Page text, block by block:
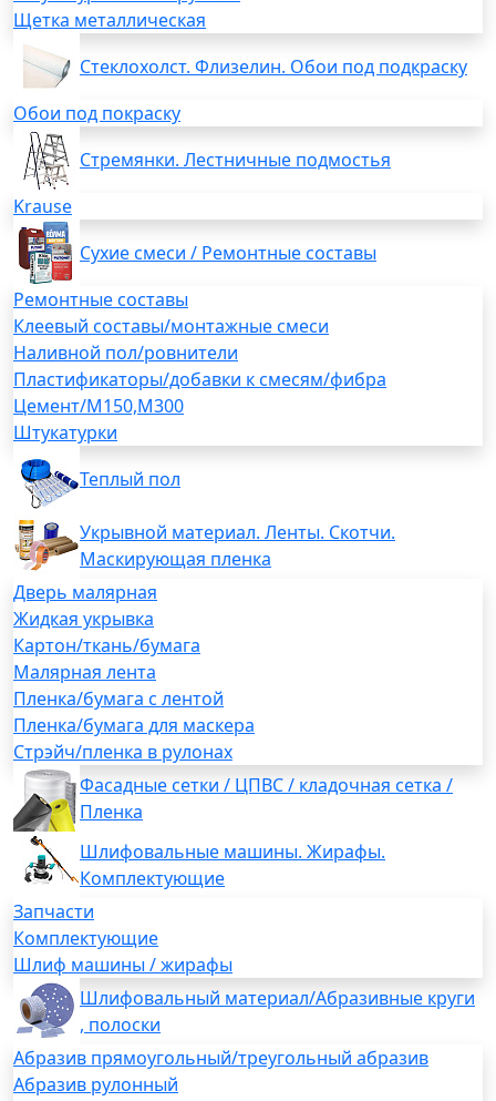
Щетка металлическая
Стеклохолст. Флизелин. Обои под подкраску
Обои под покраску
Стремянки. Лестничные подмостья
Krause
Сухие смеси / Ремонтные составы
Ремонтные составы
Клеевый составы/монтажные смеси
Наливной пол/ровнители
Пластификаторы/добавки к смесям/фибра
Цемент/М150,М300
Штукатурки
Теплый пол
Укрывной материал. Ленты. Скотчи.
Маскирующая пленка
Дверь малярная
Жидкая укрывка
Картон/ткань/бумага
Малярная лента
Пленка/бумага с лентой
Пленка/бумага для маскера
Стрэйч/пленка в рулонах
Фасадные сетки / ЦПВС / кладочная сетка /
Пленка
Шлифовальные машины. Жирафы.
Комплектующие
Запчасти
Комплектующие
Шлиф машины / жирафы
Шлифовальный материал/Абразивные круги
, полоски
Абразив прямоугольный/треугольный абразив
Абразив рулонный